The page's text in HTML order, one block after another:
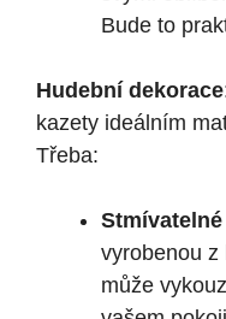
Bude to
Hudební dekorace
kazety ideálním
Třeba:
vyrobenou z
může